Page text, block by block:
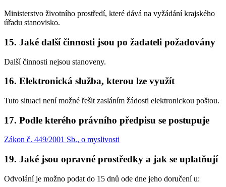
Ministerstvo životního prostředí, které dává na vyžádání krajského
úřadu stanovisko.
15. Jaké další činnosti jsou po žadateli požadovány
Další činnosti nejsou stanoveny.
16. Elektronická služba, kterou lze využít
Tuto situaci není možné řešit zasláním žádosti elektronickou poštou.
17. Podle kterého právního předpisu se postupuje
Zákon č. 449/2001 Sb., o myslivosti
19. Jaké jsou opravné prostředky a jak se uplatňují
Odvolání je možno podat do 15 dnů ode dne jeho doručení u: